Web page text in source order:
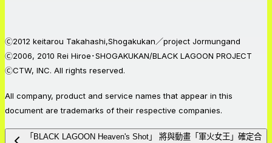
Ⓒ2012 keitarou Takahashi,Shogakukan／project Jormungand
Ⓒ2006, 2010 Rei Hiroe･SHOGAKUKAN/BLACK LAGOON PROJECT
ⒸCTW, INC. All rights reserved.
All company, product and service names that appear in this
document are trademarks of their respective companies.
「BLACK LAGOON Heaven's Shot」 將與動畫「軍火女王」確定合